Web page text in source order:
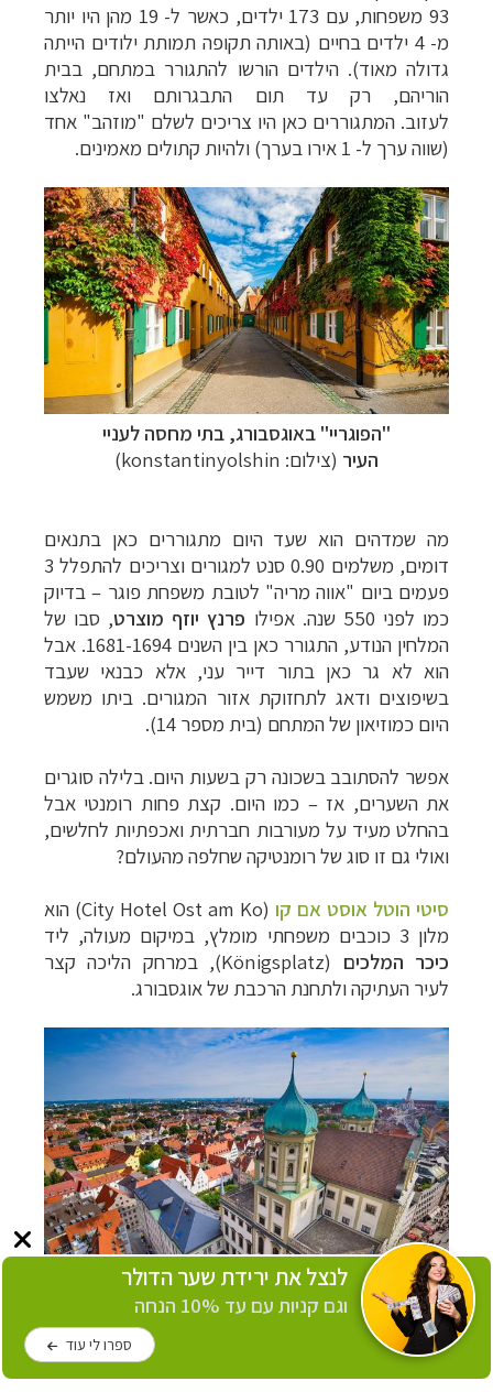
93 משפחות, עם 173 ילדים, כאשר ל- 19 מהן היו יותר
מ- 4 ילדים בחיים (באותה תקופה תמותת ילודים הייתה
גדולה מאוד). הילדים הורשו להתגורר במתחם, בבית
הוריהם, רק עד תום התבגרותם ואז נאלצו
לעזוב. המתגוררים כאן היו צריכים לשלם "מוזהב" אחד
(שווה ערך ל- 1 אירו בערך) ולהיות קתולים מאמינים.
"הפוגריי" באוגסבורג, בתי מחסה לעניי
העיר (צילום: konstantinyolshin
)
מה שמדהים הוא שעד היום מתגוררים כאן בתנאים
דומים, משלמים 0.90 סנט למגורים וצריכים להתפלל 3
פעמים ביום "אווה מריה" לטובת משפחת פוגר – בדיוק
כמו לפני 550 שנה.
אפילו פרנץ יוזף מוצרט, סבו של
המלחין הנודע, התגורר כאן בין השנים 1681-1694. אבל
הוא לא גר כאן בתור דייר עני, אלא כבנאי שעבד
בשיפוצים ודאג לתחזוקת אזור המגורים. ביתו משמש
היום כמוזיאון של המתחם (בית מספר 14).
אפשר להסתובב בשכונה רק בשעות היום. בלילה סוגרים
את השערים, אז– כמו היום. קצת פחות רומנטי אבל
בהחלט מעיד על מעורבות חברתית ואכפתיות לחלשים,
ואולי גם זו סוג של רומנטיקה שחלפה מהעולם?
סיטי הוטל אוסט אם קו (
City Hotel Ost am Ko) הוא
מלון 3 כוכבים משפחתי מומלץ, במיקום מעולה, ליד
כיכר המלכים (
Königsplatz), במרחק הליכה קצר
לעיר העתיקה ולתחנת הרכבת של אוגסבורג.
מרכז העיר אוגסבורג עשיר בכנסיות, כיכרות, בתים
מצועצעים ומוזיאונים
SeanPavonePhoto
)
לנצל את ירידת שער הדולר
וגם קניות עם עד 10% הנחה
ספרו לי עוד